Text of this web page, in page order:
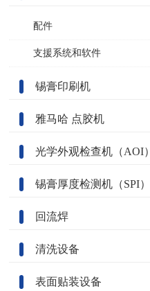
配件
支援系统和软件
锡膏印刷机
雅马哈 点胶机
光学外观检查机（AOI）
锡膏厚度检测机（SPI）
回流焊
清洗设备
表面贴装设备